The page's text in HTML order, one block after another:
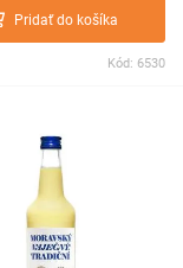
Pridať do košíka
Kód: 6530